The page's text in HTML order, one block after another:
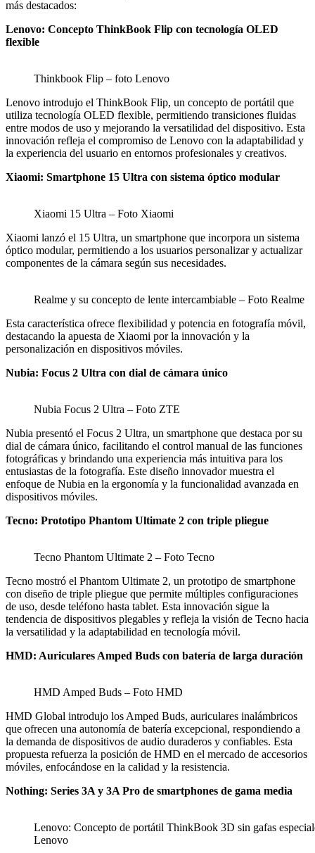
más destacados:
Lenovo: Concepto ThinkBook Flip con tecnología OLED
flexible
Thinkbook Flip – foto Lenovo
Lenovo introdujo el ThinkBook Flip, un concepto de portátil que
utiliza tecnología OLED flexible, permitiendo transiciones fluidas
entre modos de uso y mejorando la versatilidad del dispositivo. Esta
innovación refleja el compromiso de Lenovo con la adaptabilidad y
la experiencia del usuario en entornos profesionales y creativos.
Xiaomi: Smartphone 15 Ultra con sistema óptico modular
Xiaomi 15 Ultra – Foto Xiaomi
Xiaomi lanzó el 15 Ultra, un smartphone que incorpora un sistema
óptico modular, permitiendo a los usuarios personalizar y actualizar
componentes de la cámara según sus necesidades.
Realme y su concepto de lente intercambiable – Foto Realme
Esta característica ofrece flexibilidad y potencia en fotografía móvil,
destacando la apuesta de Xiaomi por la innovación y la
personalización en dispositivos móviles.
Nubia: Focus 2 Ultra con dial de cámara único
Nubia Focus 2 Ultra – Foto ZTE
Nubia presentó el Focus 2 Ultra, un smartphone que destaca por su
dial de cámara único, facilitando el control manual de las funciones
fotográficas y brindando una experiencia más intuitiva para los
entusiastas de la fotografía. Este diseño innovador muestra el
enfoque de Nubia en la ergonomía y la funcionalidad avanzada en
dispositivos móviles.
Tecno: Prototipo Phantom Ultimate 2 con triple pliegue
Tecno Phantom Ultimate 2 – Foto Tecno
Tecno mostró el Phantom Ultimate 2, un prototipo de smartphone
con diseño de triple pliegue que permite múltiples configuraciones
de uso, desde teléfono hasta tablet. Esta innovación sigue la
tendencia de dispositivos plegables y refleja la visión de Tecno hacia
la versatilidad y la adaptabilidad en tecnología móvil.
HMD: Auriculares Amped Buds con batería de larga duración
HMD Amped Buds – Foto HMD
HMD Global introdujo los Amped Buds, auriculares inalámbricos
que ofrecen una autonomía de batería excepcional, respondiendo a
la demanda de dispositivos de audio duraderos y confiables. Esta
propuesta refuerza la posición de HMD en el mercado de accesorios
móviles, enfocándose en la calidad y la resistencia.
Nothing: Series 3A y 3A Pro de smartphones de gama media
Lenovo: Concepto de portátil ThinkBook 3D sin gafas
Lenovo